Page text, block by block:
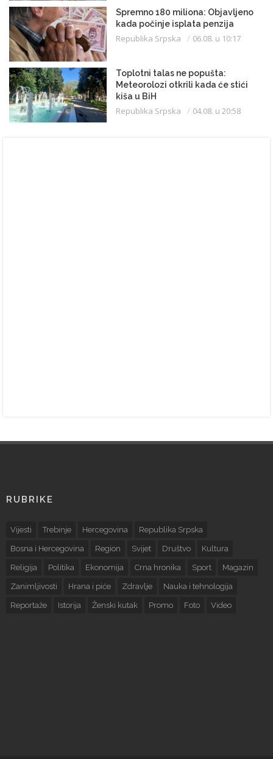
Spremno 180 miliona: Objavljeno
kada počinje isplata penzija
Republika Srpska 06.08. u 10:17
Toplotni talas ne popušta:
Meteorolozi otkrili kada će stići
kiša u BiH
Republika Srpska 04.08. u 20:58
RUBRIKE
Vijesti Trebinje Hercegovina Republika Srpska
Bosna i Hercegovina Region Svijet Društvo Kultura
Religija Politika Ekonomija Crna hronika Sport Magazin
Zanimljivosti Hrana i piće Zdravlje Nauka i tehnologija
Reportaže Istorija Ženski kutak Promo Foto Video